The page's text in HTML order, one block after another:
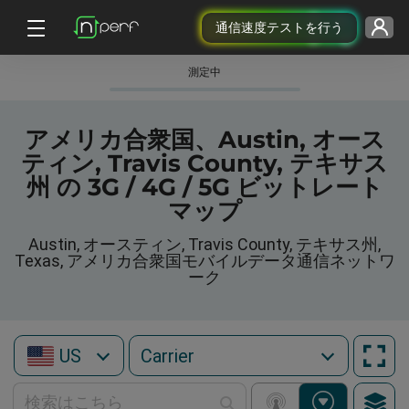
通信速度テストを行う
測定中
アメリカ合衆国、Austin, オース
ティン, Travis County, テキサス
州 の 3G / 4G / 5G ビットレート
マップ
Austin, オースティン, Travis County, テキサス州,
Texas, アメリカ合衆国モバイルデータ通信ネットワ
ーク
US